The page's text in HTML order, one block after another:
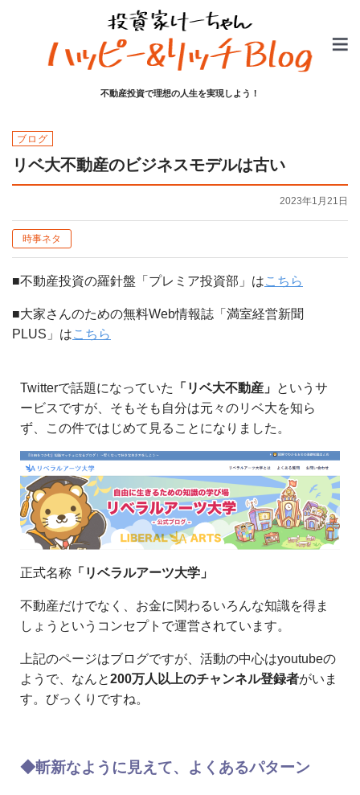
不動産投資で理想の人生を実現しよう！
ブログ
リベ大不動産のビジネスモデルは古い
2023年1月21日
時事ネタ
■不動産投資の羅針盤「プレミア投資部」はこちら
■大家さんのための無料Web情報誌「満室経営新聞
PLUS」はこちら
Twitterで話題になっていた 「リベ大不動産」 というサ
ービスですが、そもそも自分は元々のリベ大を知ら
ず、この件ではじめて見ることになりました。
正式名称 「リベラルアーツ大学」
不動産だけでなく、お金に関わるいろんな知識を得ま
しょうというコンセプトで運営されています。
上記のページはブログですが、活動の中心はyoutubeの
ようで、なんと200万人以上のチャンネル登録者がいま
す。びっくりですね。
◆斬新なように見えて、よくあるパターン